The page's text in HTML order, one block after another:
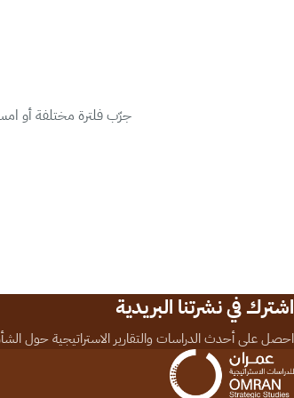
جرّب فلترة مختلفة أو
اشترك في نشرتنا البريدية
احصل على أحدث الدراسات والتقارير الاستراتيجية حول